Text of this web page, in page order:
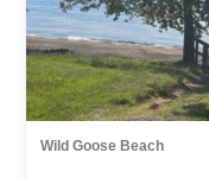
Wild Goose Beach